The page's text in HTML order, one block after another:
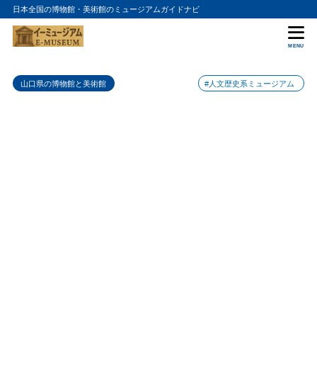
日本全国の博物館・美術館のミュージアムガイドナビ
MENU
山口県の博物館と美術館 #人文歴史系ミュージアム
目次
1 土井ケ浜遺跡・人類学ミュージアムの特徴